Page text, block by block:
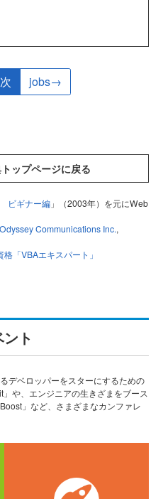
jobs→
ップページに戻る
ビギナー編 」（2003年）を元にWeb
Odyssey Communications Inc.,
「VBAエキスパート」
ト
デベロッパーをスターにするための
や、エンジニアの生きざまをブース
」など、さまざまなカンファレ